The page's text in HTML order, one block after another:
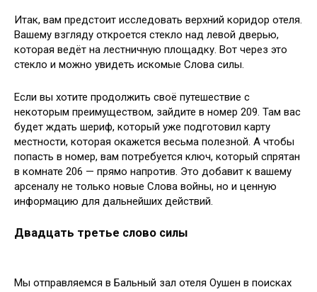
Итак, вам предстоит исследовать верхний коридор отеля.
Вашему взгляду откроется стекло над левой дверью,
которая ведёт на лестничную площадку. Вот через это
стекло и можно увидеть искомые Слова силы.
Если вы хотите продолжить своё путешествие с
некоторым преимуществом, зайдите в номер 209. Там вас
будет ждать шериф, который уже подготовил карту
местности, которая окажется весьма полезной. А чтобы
попасть в номер, вам потребуется ключ, который спрятан
в комнате 206 — прямо напротив. Это добавит к вашему
арсеналу не только новые Слова войны, но и ценную
информацию для дальнейших действий.
Двадцать третье слово силы
Мы отправляемся в Бальный зал отеля Оушен в поисках